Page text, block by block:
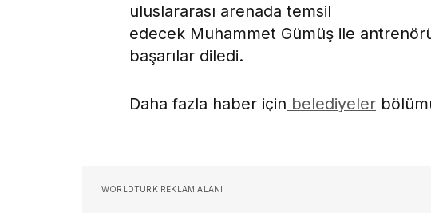
uluslararası arenada temsil
edecek Muhammet Gümüş ile
başarılar diledi.
Daha fazla haber için belediyeler
WORLDTURK REKLAM ALANI